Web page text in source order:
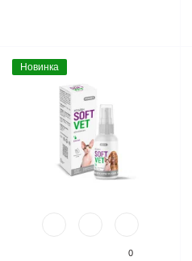
Новинка
0